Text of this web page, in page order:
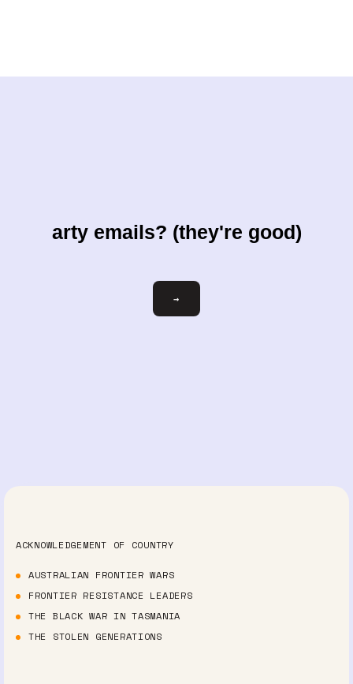
arty emails? (they're good)
votre-
→
ACKNOWLEDGEMENT OF COUNTRY
AUSTRALIAN FRONTIER WARS
FRONTIER RESISTANCE LEADERS
THE BLACK WAR IN TASMANIA
THE STOLEN GENERATIONS